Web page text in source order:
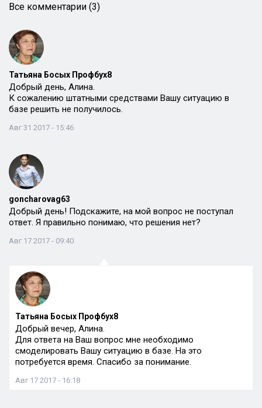
Все комментарии (3)
Татьяна Босых Профбух8
Добрый день, Алина.
К сожалению штатными средствами Вашу ситуацию в
базе решить не получилось.
Авг 31 2017 - 15:46
goncharovag63
Добрый день! Подскажите, на мой вопрос не поступал
ответ. Я правильно понимаю, что решения нет?
Авг 17 2017 - 09:40
Татьяна Босых Профбух8
Добрый вечер, Алина.
Для ответа на Ваш вопрос мне необходимо
смоделировать Вашу ситуацию в базе. На это
потребуется время. Спасибо за понимание.
Авг 17 2017 - 16:18